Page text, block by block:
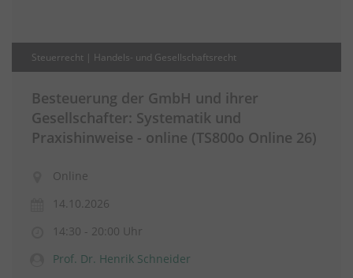
Steuerrecht | Handels- und Gesellschaftsrecht
Besteuerung der GmbH und ihrer
Gesellschafter: Systematik und
Praxishinweise - online (TS800o Online 26)
Online
14.10.2026
14:30 - 20:00 Uhr
Prof. Dr. Henrik Schneider